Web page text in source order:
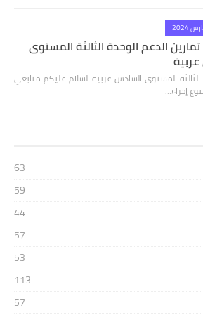
الدعم الوحدة الثالثة المستوى
المستوى السادس عربية السلام عليكم متابعي
إجراء…
63
59
44
57
53
113
57